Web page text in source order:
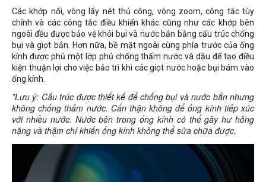
Các khớp nối, vòng lấy nét thủ công, vòng zoom, công tắc tùy
chỉnh và các công tắc điều khiển khác cũng như các khớp bên
ngoài đều được bảo vệ khỏi bụi và nước bắn bằng cấu trúc chống
bụi và giọt bắn. Hơn nữa, bề mặt ngoài cùng phía trước của ống
kính được phủ một lớp phủ chống thấm nước và dầu để tạo điều
kiện thuận lợi cho việc bảo trì khi các giọt nước hoặc bụi bám vào
ống kính.
*Lưu ý: Cấu trúc được thiết kế để chống bụi và nước bắn nhưng
không chống thấm nước. Cẩn thận không để ống kính tiếp xúc
với nhiều nước. Nước bên trong ống kính có thể gây hư hỏng
nặng và thậm chí khiến ống kính không thể sửa chữa được.